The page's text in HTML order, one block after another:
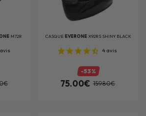
M72R
CASQUE EVERONEX92RS SHINY BLACK
4 avis
-53%
75.00€ 159.80€